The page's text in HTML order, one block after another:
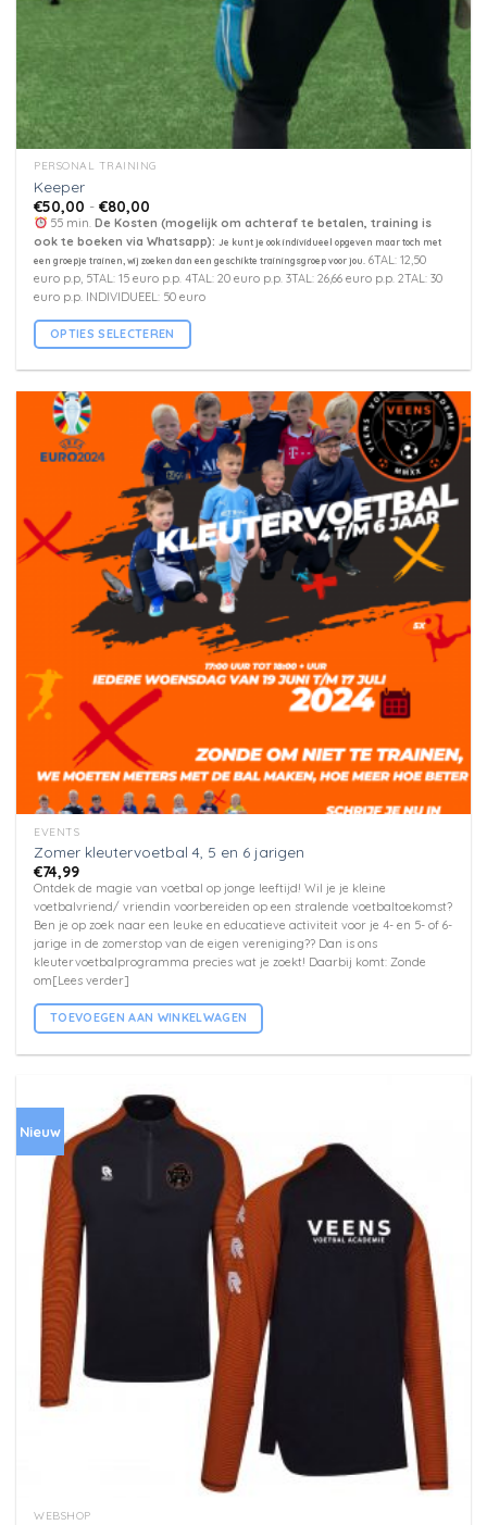
PERSONAL TRAINING
Keeper
€50,00 - €80,00
€50,00
tot
€80,00
55 min.De Kosten (mogelijk om achteraf te betalen, training is
ook te boeken via Whatsapp):Je kunt je ook individueel opgeven maar toch met
een groepje trainen, wij zoeken dan een geschikte trainingsgroep voor jou. 6TAL: 12,50
euro p.p, 5TAL: 15 euro p.p. 4TAL: 20 euro p.p. 3TAL: 26,66 euro p.p. 2TAL: 30
euro p.p. INDIVIDUEEL: 50 euro
OPTIES SELECTEREN
heeft
meerdere
variaties.
kan
gekozen
worden
productpagina
EVENTS
Zomer kleutervoetbal 4, 5 en 6 jarigen
€74,99
Ontdek de magie van voetbal op jonge leeftijd! Wil je je kleine
voetbalvriend/ vriendin voorbereiden op een stralende voetbaltoekomst?
Ben je op zoek naar een leuke en educatieve activiteit voor je 4- en 5- of 6-
jarige in de zomerstop van de eigen vereniging?? Dan is ons
kleutervoetbalprogramma precies wat je zoekt! Daarbij komt: Zonde
om[Lees verder]
TOEVOEGEN AAN WINKELWAGEN
Nieuw
WEBSHOP